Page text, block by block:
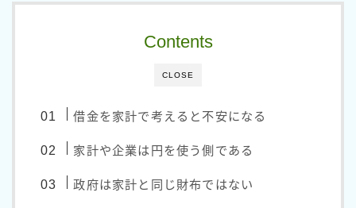
宗教・文明論
政治思想
CLOSE
Contents
借金を家計で考えると不安になる
家計や企業は円を使う側である
政府は家計と同じ財布ではない